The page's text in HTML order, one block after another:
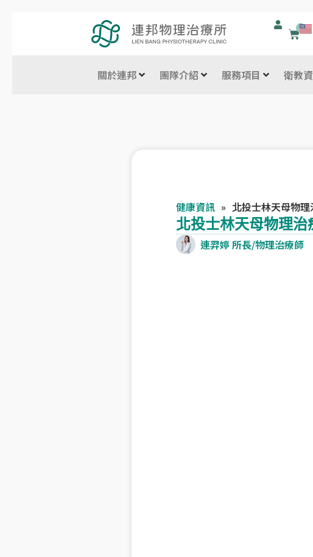
0
購
關於連邦 團隊介紹 服務項目 衛教
健康資訊 » 北投士林天母物
北投士林天母物理
連羿婷 所長/物理治療師